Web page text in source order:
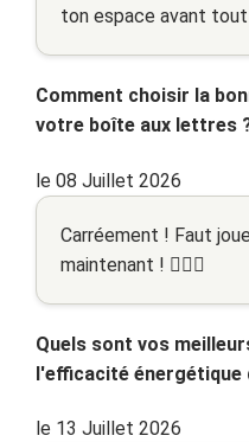
ton espace avant tout
Comment choisir la
votre boîte aux lettres
le 08 Juillet 2026
Carréement ! Faut
maintenant ! 🕵️‍♂️😉
Quels sont vos
l'efficacité énergétique
le 13 Juillet 2026